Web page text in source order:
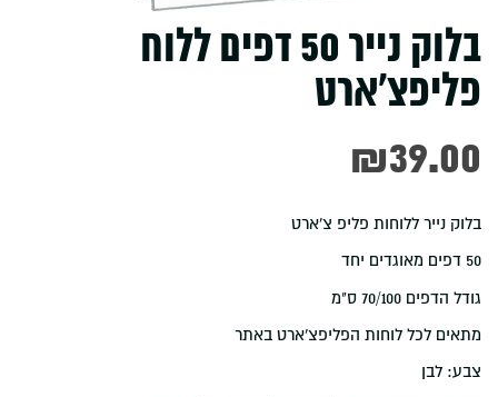
בלוק נייר 50 דפים ללוח
פליפצ'ארט
₪39.00
בלוק נייר ללוחות פליפ צ'ארט
50 דפים מאוגדים יחד
גודל הדפים 70/100 ס"מ
מתאים לכל לוחות הפליפצ'ארט באתר
צבע: לבן